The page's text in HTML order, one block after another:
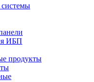
ИБП
продукты